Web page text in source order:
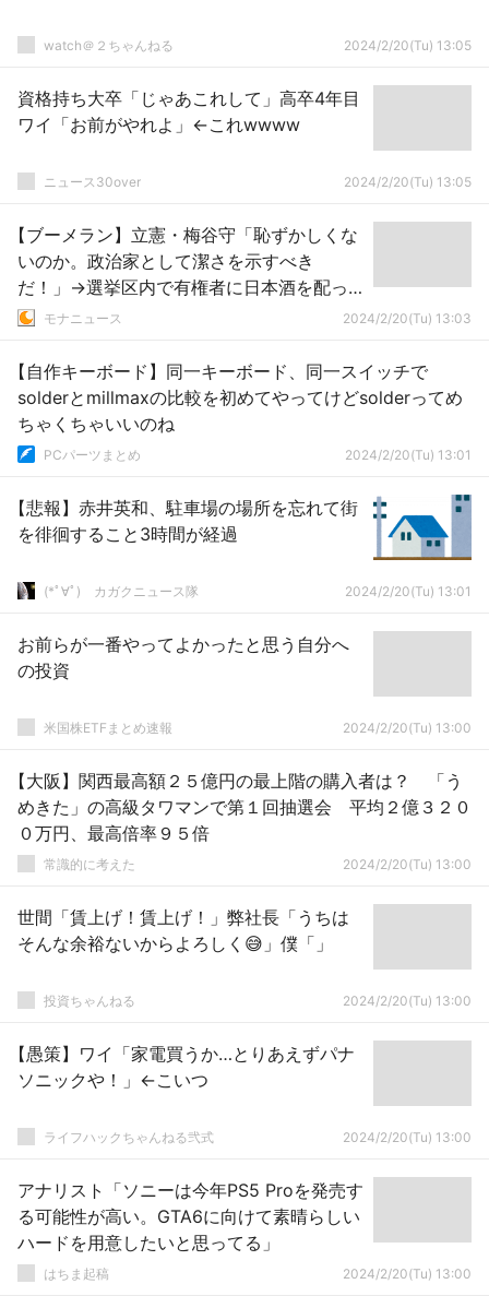
watch＠２ちゃんねる 2024/2/20(Tu) 13:05
資格持ち大卒「じゃあこれして」高卒4年目
ワイ「お前がやれよ」←これwwww
ニュース30over 2024/2/20(Tu) 13:05
【ブーメラン】立憲・梅谷守「恥ずかしくな
いのか。政治家として潔さを示すべき
だ！」→選挙区内で有権者に日本酒を配っ
たと発覚すると「認識不足」「軽率」と説
モナニュース 2024/2/20(Tu) 13:03
【自作キーボード】同一キーボード、同一スイッチで
solderとmillmaxの比較を初めてやってけどsolderってめ
ちゃくちゃいいのね
PCパーツまとめ 2024/2/20(Tu) 13:01
【悲報】赤井英和、駐車場の場所を忘れて街
を徘徊すること3時間が経過
(*ﾟ∀ﾟ)ゞカガクニュース隊 2024/2/20(Tu) 13:01
お前らが一番やってよかったと思う自分へ
の投資
米国株ETFまとめ速報 2024/2/20(Tu) 13:00
【大阪】関西最高額２５億円の最上階の購入者は？ 「う
めきた」の高級タワマンで第１回抽選会 平均２億３２０
０万円、最高倍率９５倍
常識的に考えた 2024/2/20(Tu) 13:00
世間「賃上げ！賃上げ！」弊社長「うちは
そんな余裕ないからよろしく😅」僕「」
投資ちゃんねる 2024/2/20(Tu) 13:00
【愚策】ワイ「家電買うか…とりあえずパナ
ソニックや！」←こいつ
ライフハックちゃんねる弐式 2024/2/20(Tu) 13:00
アナリスト「ソニーは今年PS5 Proを発売す
る可能性が高い。GTA6に向けて素晴らしい
ハードを用意したいと思ってる」
はちま起稿 2024/2/20(Tu) 13:00